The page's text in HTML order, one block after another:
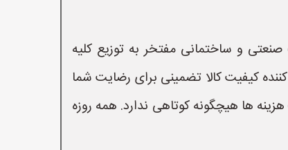
و ساختمانی مفتخر به توزیع کلیه
کیفیت کالا تضمینی برای رضایت شما
ها هیچگونه کوتاهی ندارد. همه روزه